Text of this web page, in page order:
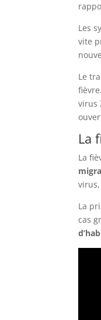
Les
vite
Le
virus
La
La
La
cas